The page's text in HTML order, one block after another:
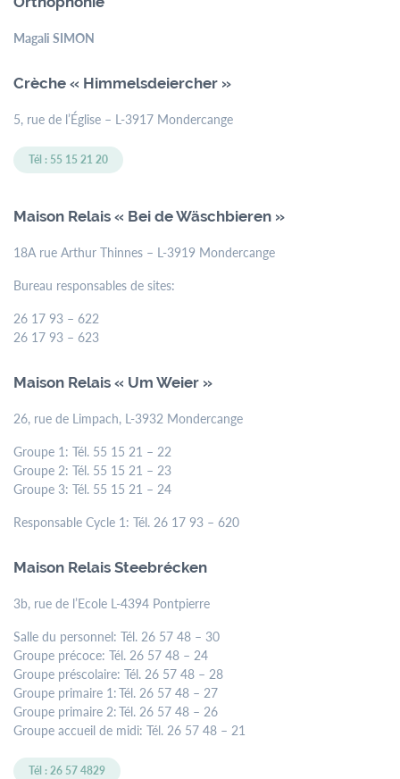
Magali SIMON
Crèche « Himmelsdeiercher »
5, rue de l’Église – L-3917 Mondercange
Tél : 55 15 21 20
Maison Relais « Bei de Wäschbieren »
18A rue Arthur Thinnes – L-3919 Mondercange
Bureau responsables de sites:
26 17 93 – 622
26 17 93 – 623
Maison Relais « Um Weier »
26, rue de Limpach, L-3932 Mondercange
Groupe 1: Tél. 55 15 21 – 22
Groupe 2: Tél. 55 15 21 – 23
Groupe 3: Tél. 55 15 21 – 24
Responsable Cycle 1: Tél. 26 17 93 – 620
Maison Relais Steebrécken
3b, rue de l’Ecole L-4394 Pontpierre
Salle du personnel: Tél. 26 57 48 – 30
Groupe précoce: Tél. 26 57 48 – 24
Groupe préscolaire: Tél. 26 57 48 – 28
Groupe primaire 1: Tél. 26 57 48 – 27
Groupe primaire 2: Tél. 26 57 48 – 26
Groupe accueil de midi: Tél. 26 57 48 – 21
Tél : 26 57 4829